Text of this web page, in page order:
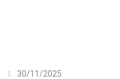
30/11/2025